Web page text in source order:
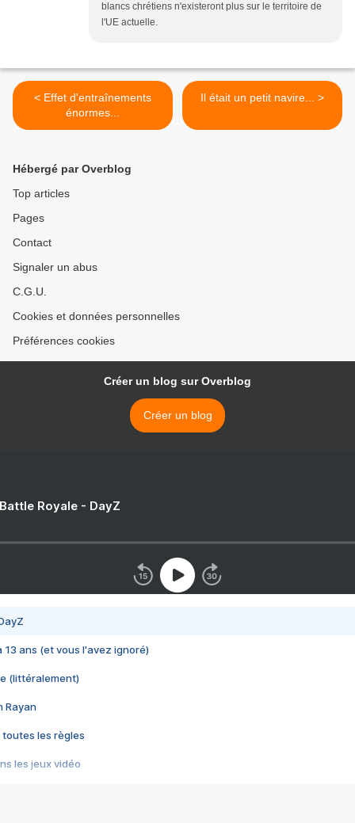
blancs chrétiens n'existeront plus sur le territoire de
l'UE actuelle.
< Effet d'entraînements
énormes...
Il était un petit navire... >
Hébergé par Overblog
Top articles
Pages
Contact
Signaler un abus
C.G.U.
Cookies et données personnelles
Préférences cookies
Créer un blog sur Overblog
Créer un blog
Royale - DayZ
13 ans (et vous l'avez ignoré)
(littéralement)
Rayan
toutes les règles
les jeux vidéo